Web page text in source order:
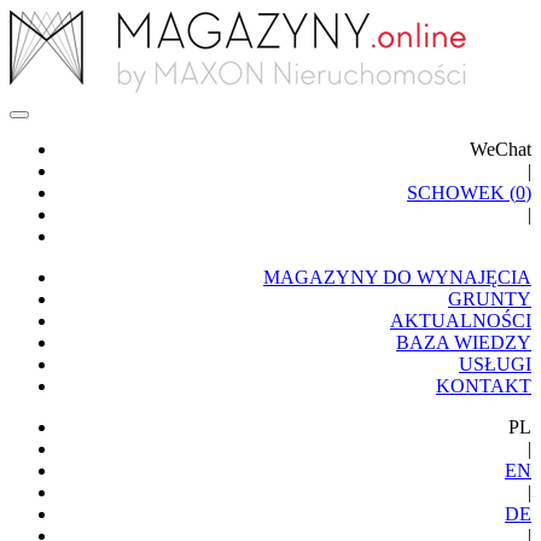
WeChat
|
SCHOWEK (0)
|
MAGAZYNY DO WYNAJĘCIA
GRUNTY
AKTUALNOŚCI
BAZA WIEDZY
USŁUGI
KONTAKT
PL
|
EN
|
DE
|